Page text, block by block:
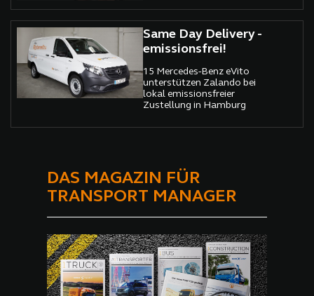
den Überlandlinienverkehr,
Schulbusfahrten und
kleinere Reisen zugänglich
gemacht.
Same Day Delivery -
emissionsfrei!
15 Mercedes-Benz eVito
unterstützen Zalando bei
lokal emissionsfreier
Zustellung in Hamburg
DAS MAGAZIN FÜR
TRANSPORT MANAGER